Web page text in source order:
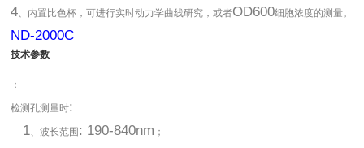
4 、内置比色杯，可进行实时动力学曲线研究，或者OD600细胞浓度的测量。
ND-2000C
技术参数
：
检测孔测量时:
1、波长范围 : 190-840nm ；